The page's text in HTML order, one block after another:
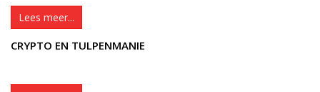
Lees meer...
CRYPTO EN TULPENMANIE